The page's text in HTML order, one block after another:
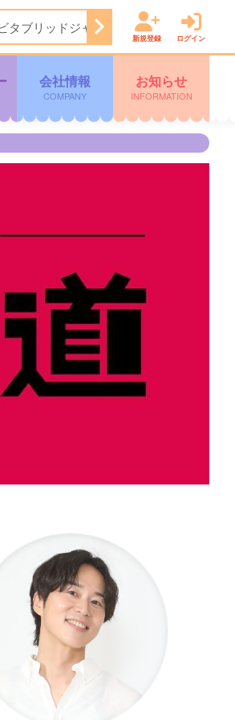
ビタブリッドジャパンテレビショッピング
新規登録 ログイン
会社情報
COMPANY
お知らせ
INFORMATION